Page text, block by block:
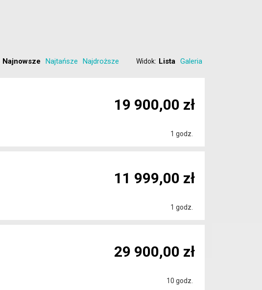
Najnowsze Najtańsze Najdroższe Widok: Lista Galeria
1 godz.
19 900,00 zł
1 godz.
11 999,00 zł
10 godz.
29 900,00 zł